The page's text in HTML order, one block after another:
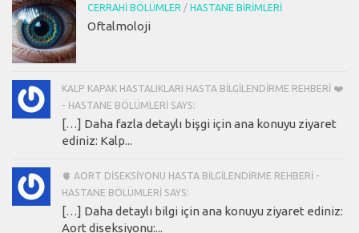
CERRAHI BÖLÜMLER / HASTANE BIRIMLERI
Oftalmoloji
KALP KAPAK HASTALIKLARI HASTA BILGILENDIRME REHBERI ❤️
- HASTANE BÖLÜMLERI SAYS:
[…] Daha fazla detaylı bişgi için ana konuyu ziyaret
ediniz: Kalp...
🫀 AORT DISEKSIYONU HASTA BILGILENDIRME REHBERI -
HASTANE BÖLÜMLERI SAYS:
[…] Daha detaylı bilgi için ana konuyu ziyaret ediniz:
Aort diseksiyonu:...